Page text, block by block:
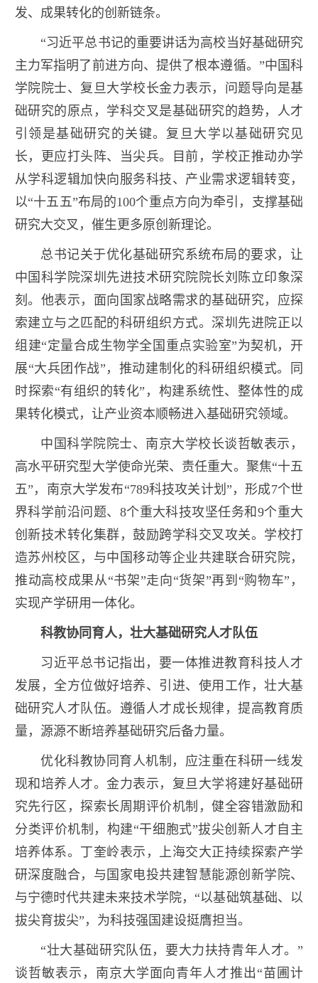
发、成果转化的创新链条。
“习近平总书记的重要讲话为高校当好基础研究
主力军指明了前进方向、提供了根本遵循。”中国科
学院院士、复旦大学校长金力表示，问题导向是基
础研究的原点，学科交叉是基础研究的趋势，人才
引领是基础研究的关键。复旦大学以基础研究见
长，更应打头阵、当尖兵。目前，学校正推动办学
从学科逻辑加快向服务科技、产业需求逻辑转变，
以“十五五”布局的100个重点方向为牵引，支撑基础
研究大交叉，催生更多原创新理论。
总书记关于优化基础研究系统布局的要求，让
中国科学院深圳先进技术研究院院长刘陈立印象深
刻。他表示，面向国家战略需求的基础研究，应探
索建立与之匹配的科研组织方式。深圳先进院正以
组建“定量合成生物学全国重点实验室”为契机，开
展“大兵团作战”，推动建制化的科研组织模式。同
时探索“有组织的转化”，构建系统性、整体性的成
果转化模式，让产业资本顺畅进入基础研究领域。
中国科学院院士、南京大学校长谈哲敏表示，
高水平研究型大学使命光荣、责任重大。聚焦“十五
五”，南京大学发布“789科技攻关计划”，形成7个世
界科学前沿问题、8个重大科技攻坚任务和9个重大
创新技术转化集群，鼓励跨学科交叉攻关。学校打
造苏州校区，与中国移动等企业共建联合研究院，
推动高校成果从“书架”走向“货架”再到“购物车”，
实现产学研用一体化。
科教协同育人，壮大基础研究人才队伍
习近平总书记指出，要一体推进教育科技人才
发展，全方位做好培养、引进、使用工作，壮大基
础研究人才队伍。遵循人才成长规律，提高教育质
量，源源不断培养基础研究后备力量。
优化科教协同育人机制，应注重在科研一线发
现和培养人才。金力表示，复旦大学将建好基础研
究先行区，探索长周期评价机制，健全容错激励和
分类评价机制，构建“干细胞式”拔尖创新人才自主
培养体系。丁奎岭表示，上海交大正持续探索产学
研深度融合，与国家电投共建智慧能源创新学院、
与宁德时代共建未来技术学院，“以基础筑基础、以
拔尖育拔尖”，为科技强国建设挺膺担当。
“壮大基础研究队伍，要大力扶持青年人才。”
谈哲敏表示，南京大学面向青年人才推出“苗圃计